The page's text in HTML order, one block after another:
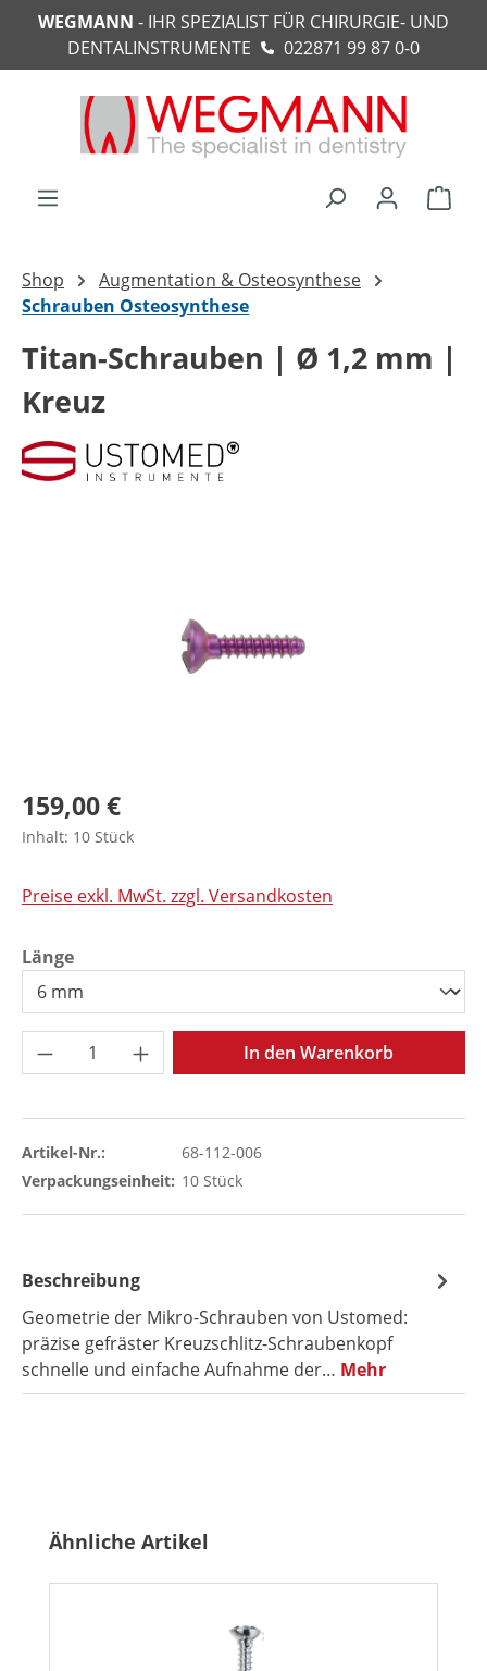
springen
WEGMANN - IHR SPEZIALIST FÜR CHIRURGIE- UND
DENTALINSTRUMENTE
022871 99 87 0-0
Shop
Augmentation & Osteosynthese
Schrauben Osteosynthese
Titan-Schrauben | Ø 1,2 mm |
Kreuz
159,00 €
Inhalt: 10 Stück
Preise exkl. MwSt. zzgl. Versandkosten
Längeauswählen
Produkt Anzahl: Gib den gewünschten
In den Warenkorb
Artikel-Nr.:
68-112-006
Verpackungseinheit: 10 Stück
Beschreibung
Geometrie der Mikro-Schrauben von Ustomed:
präzise gefräster Kreuzschlitz-Schraubenkopf
schnelle und einfache Aufnahme der… Mehr
Produktgalerie überspringen
Ähnliche Artikel